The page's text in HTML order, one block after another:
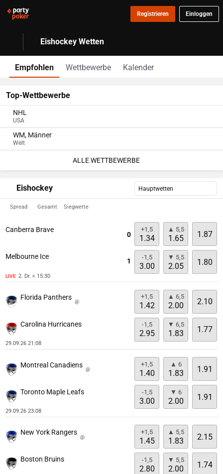
Registrieren Einloggen
Eishockey Wetten
Empfohlen Wettbewerbe Kalender
Top-Wettbewerbe
NHL
USA
WM, Männer
Welt
ALLE WETTBEWERBE
Eishockey Hauptwetten
Spread Gesamt Siegwette
Canberra Brave
Melbourne Ice
LIVE 2. Dr. < 15:30
0
1
+1,5
1.34
-1,5
3.00
▲ 5,5
1.65
▼ 5,5
2.05
1.87
1.80
Florida Panthers
@
Carolina Hurricanes
29.09.26 21:08
+1,5
1.42
-1,5
2.95
▲ 6,5
2.00
▼ 6,5
1.83
2.10
1.77
Montreal Canadiens
@
Toronto Maple Leafs
29.09.26 23:08
+1,5
1.40
-1,5
3.00
▲ 6
1.83
▼ 6
2.00
1.91
1.91
New York Rangers
@
Boston Bruins
+1,5
1.45
-1,5
2.80
▲ 5,5
1.83
▼ 5,5
2.00
2.15
1.74